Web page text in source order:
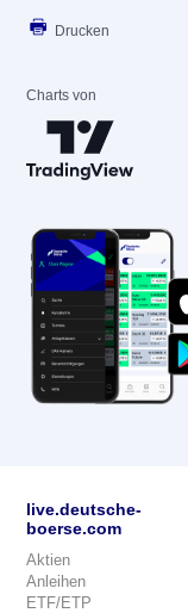
Drucken
Charts von
live.deutsche-
boerse.com
Aktien
Anleihen
ETF/ETP